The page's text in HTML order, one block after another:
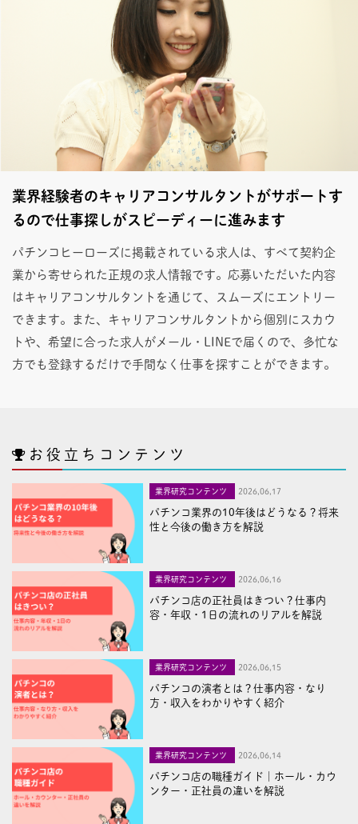
業界経験者のキャリアコンサルタントがサポートす
るので仕事探しがスピーディーに進みます
パチンコヒーローズに掲載されている求人は、すべて契約企
業から寄せられた正規の求人情報です。応募いただいた内容
はキャリアコンサルタントを通じて、スムーズにエントリー
できます。また、キャリアコンサルタントから個別にスカウ
トや、希望に合った求人がメール・LINEで届くので、多忙な
方でも登録するだけで手間なく仕事を探すことができます。
お役立ちコンテンツ
業界研究コンテンツ 2026,06,17
パチンコ業界の10年後はどうなる？将来
性と今後の働き方を解説
業界研究コンテンツ 2026,06,16
パチンコ店の正社員はきつい？仕事内
容・年収・1日の流れのリアルを解説
業界研究コンテンツ 2026,06,15
パチンコの演者とは？仕事内容・なり
方・収入をわかりやすく紹介
業界研究コンテンツ 2026,06,14
パチンコ店の職種ガイド｜ホール・カウ
ンター・正社員の違いを解説